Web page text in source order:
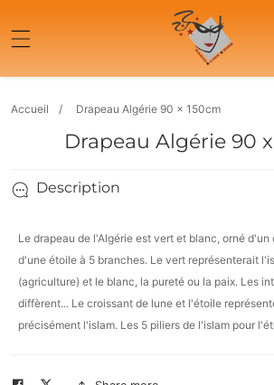
Accueil Drapeau Algérie 90 x 150cm
Drapeau Algérie 90
Description
Le drapeau de l'Algérie est vert et blanc, orné
d'une étoile à 5 branches. Le vert représenterait
(agriculture) et le blanc, la pureté ou la paix. Les
diffèrent... Le croissant de lune et l'étoile
précisément l'islam. Les 5 piliers de l'islam pour